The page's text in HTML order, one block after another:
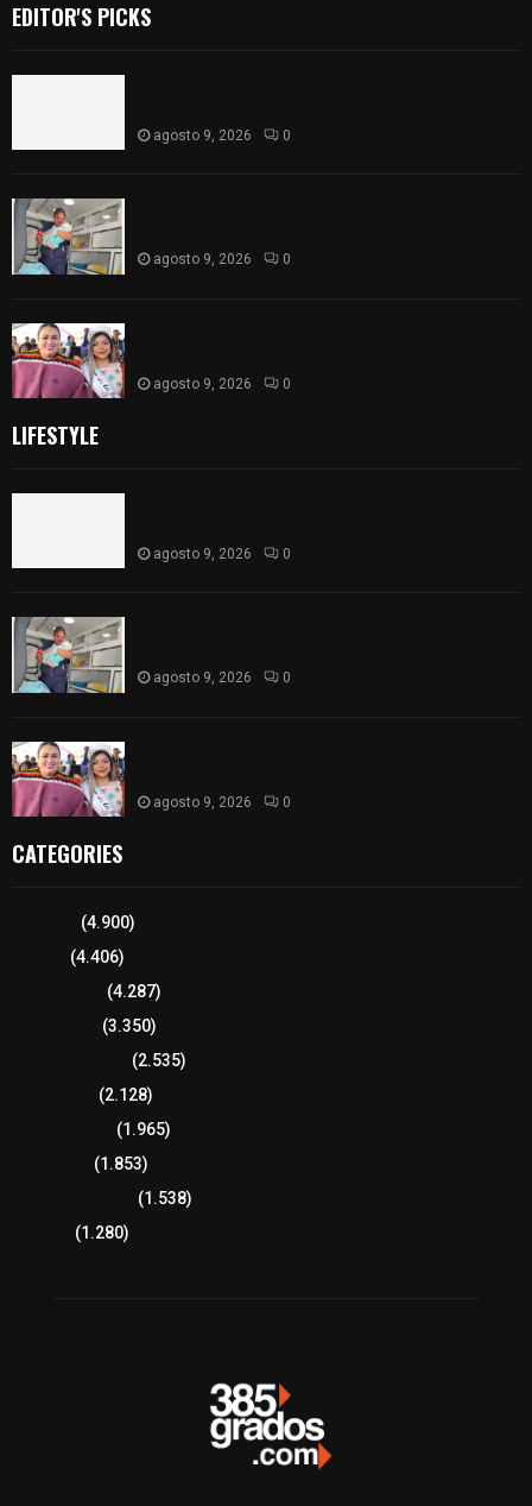
EDITOR'S PICKS
agosto 9, 2026 0
agosto 9, 2026 0
agosto 9, 2026 0
LIFESTYLE
agosto 9, 2026 0
agosto 9, 2026 0
agosto 9, 2026 0
CATEGORIES
(4.900)
(4.406)
(4.287)
(3.350)
(2.535)
(2.128)
(1.965)
(1.853)
(1.538)
(1.280)